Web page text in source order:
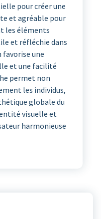
pour créer une
et agréable pour
les éléments
et réfléchie dans
une
et une facilité
permet non
les individus,
globale du
visuelle et
harmonieuse